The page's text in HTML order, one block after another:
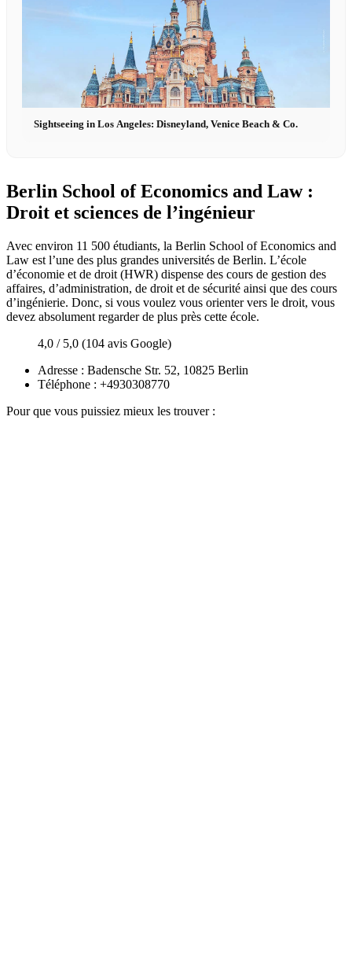
Sightseeing in Los Angeles: Disneyland, Venice Beach & Co.
Berlin School of Economics and Law :
Droit et sciences de l’ingénieur
Avec environ 11 500 étudiants, la Berlin School of Economics and
Law est l’une des plus grandes universités de Berlin. L’école
d’économie et de droit (HWR) dispense des cours de gestion des
affaires, d’administration, de droit et de sécurité ainsi que des cours
d’ingénierie. Donc, si vous voulez vous orienter vers le droit, vous
devez absolument regarder de plus près cette école.
4,0 / 5,0 (104 avis Google)
Adresse : Badensche Str. 52, 10825 Berlin
Téléphone : +4930308770
Pour que vous puissiez mieux les trouver :